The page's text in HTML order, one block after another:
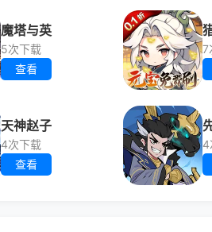
魔塔与英
5次下载
查看
7
天神赵子
4次下载
查看
4